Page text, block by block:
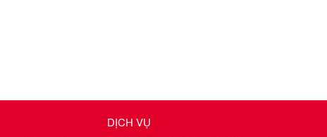
DỊCH VỤ